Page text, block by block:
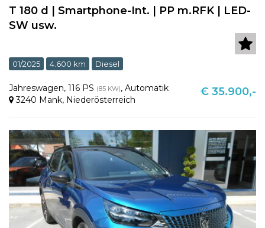
T 180 d | Smartphone-Int. | PP m.RFK | LED-
SW usw.
01/2025 4.600 km Diesel
Jahreswagen, 116 PS (85 KW), Automatik
3240 Mank, Niederösterreich
€ 35.900,-